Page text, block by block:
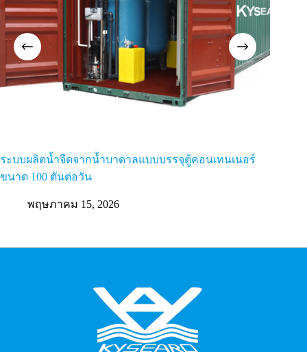
ระบบผลิตน้ำจืดจากน้ำบาดาลแบบบรรจุตู้คอนเทนเนอร์
ขนาด 100 ตันต่อวัน
พฤษภาคม 15, 2026